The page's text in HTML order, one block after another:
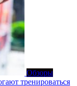
Обзоры
тренироваться